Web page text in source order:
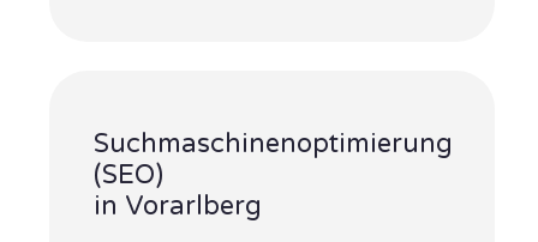
Suchmaschinenoptimierung
(SEO)
in Vorarlberg